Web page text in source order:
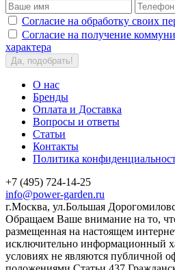
Согласие на обработку своих
Согласие на получение
характера
Да, подобрать!
О нас
Бренды
Оплата и Доставка
Вопросы и ответы
Статьи
Контакты
Политика
+7 (495) 724-14-25
info@power-garden.ru
г.Москва, ул.Большая
Обращаем Ваше внимание на то,
размещенная на настоящем
исключительно информационный
условиях не являются публичной